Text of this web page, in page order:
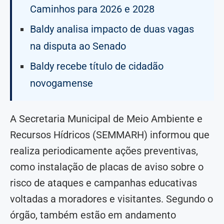
Caminhos para 2026 e 2028
Baldy analisa impacto de duas vagas
na disputa ao Senado
Baldy recebe título de cidadão
novogamense
A Secretaria Municipal de Meio Ambiente e
Recursos Hídricos (SEMMARH) informou que
realiza periodicamente ações preventivas,
como instalação de placas de aviso sobre o
risco de ataques e campanhas educativas
voltadas a moradores e visitantes. Segundo o
órgão, também estão em andamento